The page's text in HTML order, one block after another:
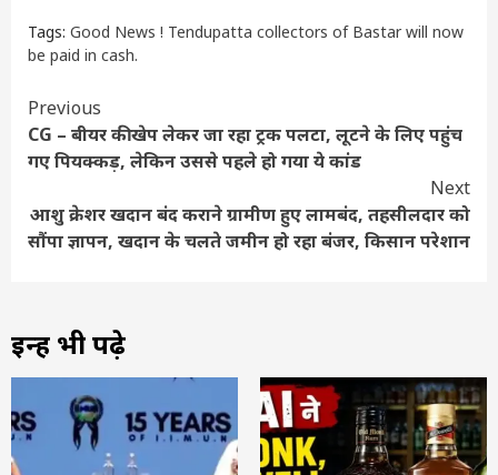
Tags: Good News ! Tendupatta collectors of Bastar will now
be paid in cash.
Continue
Reading
Previous
CG – बीयर की खेप लेकर जा रहा ट्रक पलटा, लूटने के लिए पहुंच
गए पियक्कड़, लेकिन उससे पहले हो गया ये कांड
Next
आशु क्रेशर खदान बंद कराने ग्रामीण हुए लामबंद, तहसीलदार को
सौंपा ज्ञापन, खदान के चलते जमीन हो रहा बंजर, किसान परेशान
इन्हें भी पढ़े